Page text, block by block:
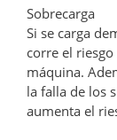
Sobrecarga
Si se carga
corre el riesgo
máquina.
la falla de los
aumenta el